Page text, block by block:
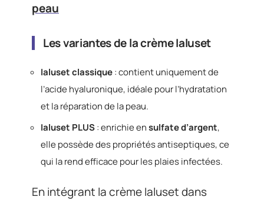
peau
Les variantes de la crème Ialuset
Ialuset classique: contient uniquement de
l’acide hyaluronique, idéale pour l’hydratation
et la réparation de la peau.
Ialuset PLUS: enrichie ensulfate d’argent,
elle possède des propriétés antiseptiques, ce
qui la rend efficace pour les plaies infectées.
En intégrant la crème Ialuset dans